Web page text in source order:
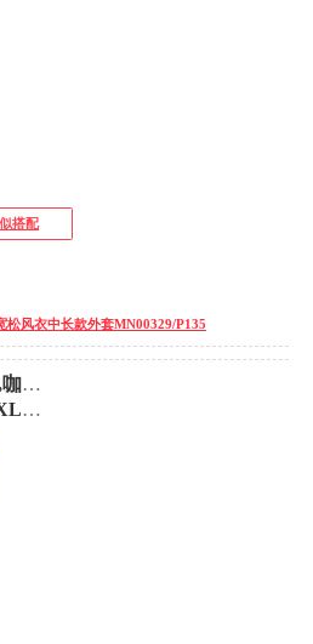
搭配
风衣中长款外套MN00329/P135
加棉款